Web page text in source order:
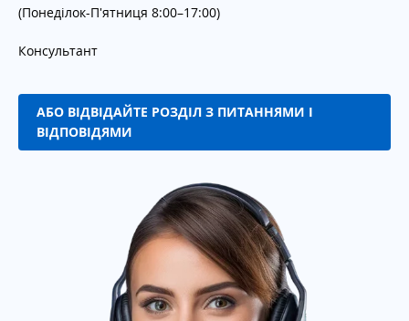
(Понеділок-П'ятниця 8:00–17:00)
Консультант
АБО ВІДВІДАЙТЕ РОЗДІЛ З ПИТАННЯМИ І
ВІДПОВІДЯМИ